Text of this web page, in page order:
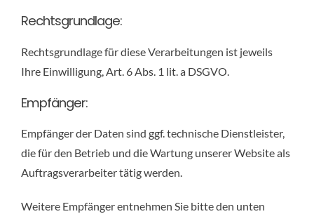
Rechtsgrundlage:
Rechtsgrundlage für diese Verarbeitungen ist jeweils
Ihre Einwilligung, Art. 6 Abs. 1 lit. a DSGVO.
Empfänger:
Empfänger der Daten sind ggf. technische Dienstleister,
die für den Betrieb und die Wartung unserer Website als
Auftragsverarbeiter tätig werden.
Weitere Empfänger entnehmen Sie bitte den unten